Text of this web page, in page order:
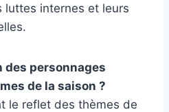
luttes internes et leurs
des personnages
de la saison ?
le reflet des thèmes de